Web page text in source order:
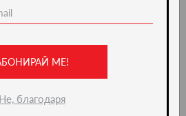
МЕ!
Не, благодаря